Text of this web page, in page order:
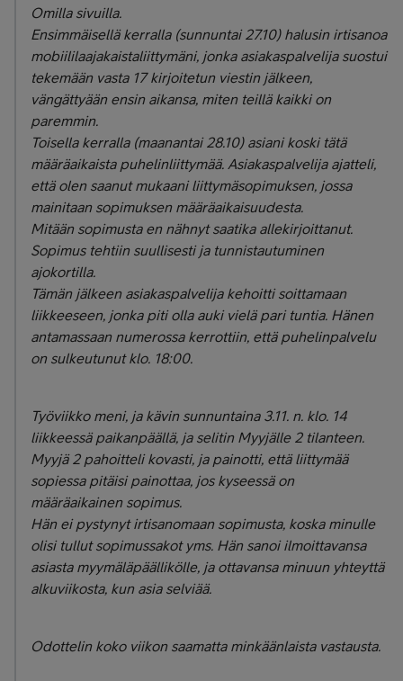
Omilla sivuilla.
Ensimmäisellä kerralla (sunnuntai 27.10) halusin irtisanoa
mobiililaajakaistaliittymäni, jonka asiakaspalvelija suostui
tekemään vasta 17 kirjoitetun viestin jälkeen,
vängättyään ensin aikansa, miten teillä kaikki on
paremmin.
Toisella kerralla (maanantai 28.10) asiani koski tätä
määräaikaista puhelinliittymää. Asiakaspalvelija ajatteli,
että olen saanut mukaani liittymäsopimuksen, jossa
mainitaan sopimuksen määräaikaisuudesta.
Mitään sopimusta en nähnyt saatika allekirjoittanut.
Sopimus tehtiin suullisesti ja tunnistautuminen
ajokortilla.
Tämän jälkeen asiakaspalvelija kehoitti soittamaan
liikkeeseen, jonka piti olla auki vielä pari tuntia. Hänen
antamassaan numerossa kerrottiin, että puhelinpalvelu
on sulkeutunut klo. 18:00.
Työviikko meni, ja kävin sunnuntaina 3.11. n. klo. 14
liikkeessä paikanpäällä, ja selitin Myyjälle 2 tilanteen.
Myyjä 2 pahoitteli kovasti, ja painotti, että liittymää
sopiessa pitäisi painottaa, jos kyseessä on
määräaikainen sopimus.
Hän ei pystynyt irtisanomaan sopimusta, koska minulle
olisi tullut sopimussakot yms. Hän sanoi ilmoittavansa
asiasta myymäläpäällikölle, ja ottavansa minuun yhteyttä
alkuviikosta, kun asia selviää.
Odottelin koko viikon saamatta minkäänlaista vastausta.